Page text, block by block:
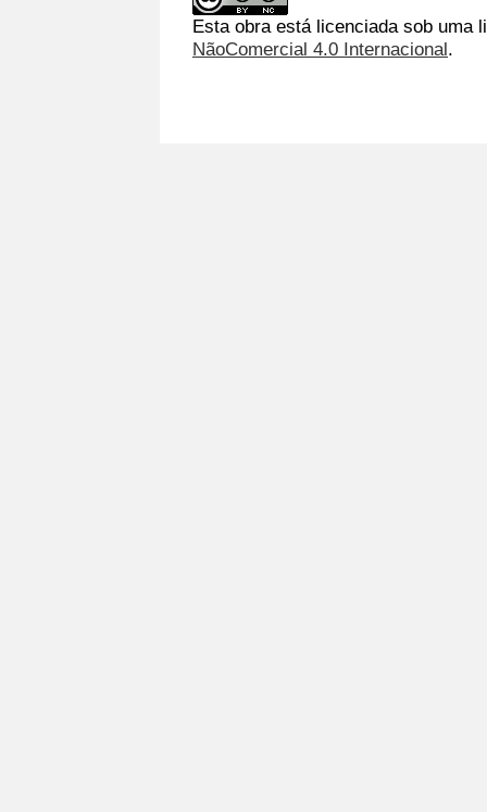
Esta obra está licenciada sob uma
NãoComercial 4.0 Internacional.